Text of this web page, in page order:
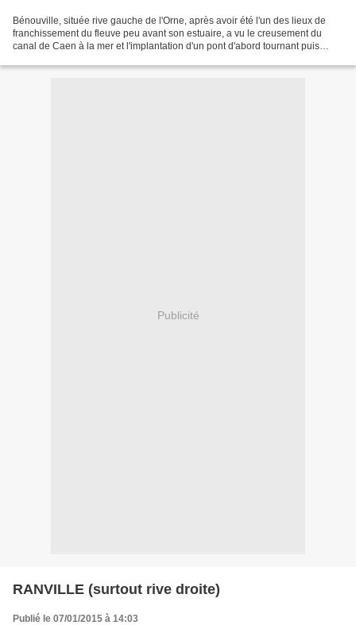
Bénouville, située rive gauche de l'Orne, après avoir été l'un des lieux de
franchissement du fleuve peu avant son estuaire, a vu le creusement du
canal de Caen à la mer et l'implantation d'un pont d'abord tournant puis
Publicité
RANVILLE (surtout rive droite)
Publié le 07/01/2015 à 14:03